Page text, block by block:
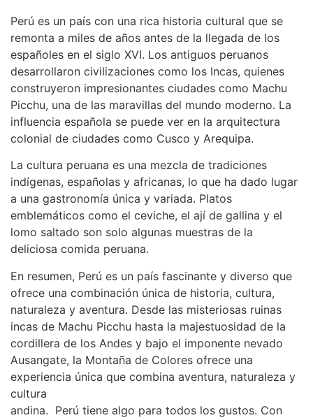
Perú es un país con una rica historia cultural que se
remonta a miles de años antes de la llegada de los
españoles en el siglo XVI. Los antiguos peruanos
desarrollaron civilizaciones como los Incas, quienes
construyeron impresionantes ciudades como Machu
Picchu, una de las maravillas del mundo moderno. La
influencia española se puede ver en la arquitectura
colonial de ciudades como Cusco y Arequipa.
La cultura peruana es una mezcla de tradiciones
indígenas, españolas y africanas, lo que ha dado lugar
a una gastronomía única y variada. Platos
emblemáticos como el ceviche, el ají de gallina y el
lomo saltado son solo algunas muestras de la
deliciosa comida peruana.
En resumen, Perú es un país fascinante y diverso que
ofrece una combinación única de historia, cultura,
naturaleza y aventura. Desde las misteriosas ruinas
incas de Machu Picchu hasta la majestuosidad de la
cordillera de los Andes y bajo el imponente nevado
Ausangate, la Montaña de Colores ofrece una
experiencia única que combina aventura, naturaleza y
cultura
andina. Perú tiene algo para todos los gustos. Con